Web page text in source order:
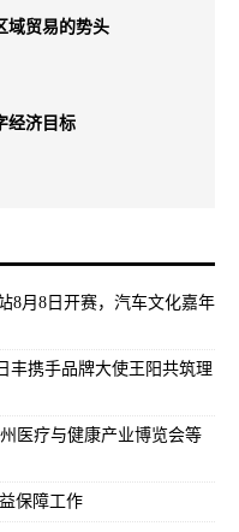
域贸易的势头
经济目标
8月8日开赛，汽车文化嘉年
丰携手品牌大使王阳共筑理
医疗与健康产业博览会等
保障工作